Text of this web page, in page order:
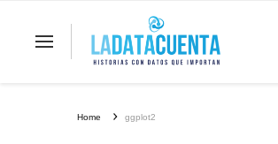
La Data
Home ggplot2